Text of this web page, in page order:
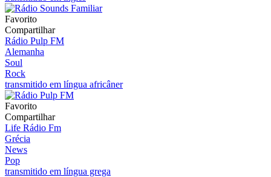
Favorito
Compartilhar
Rádio Pulp FM
Alemanha
Soul
Rock
transmitido em língua africâner
Favorito
Compartilhar
Life Rádio Fm
Grécia
News
Pop
transmitido em língua grega